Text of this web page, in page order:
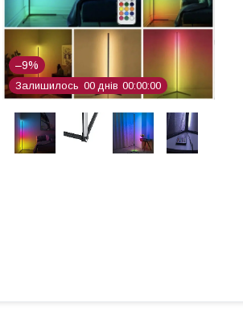
–9%
Залишилось 00 днів 00 00 00